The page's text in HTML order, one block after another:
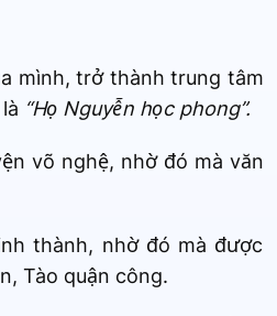
mình, trở thành trung tâm
“Họ Nguyễn học phong”.
võ nghệ, nhờ đó mà văn
thành, nhờ đó mà được
Tào quận công.